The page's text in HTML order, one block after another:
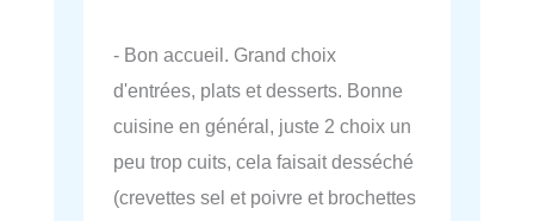
- Bon accueil. Grand choix
d'entrées, plats et desserts. Bonne
cuisine en général, juste 2 choix un
peu trop cuits, cela faisait desséché
(crevettes sel et poivre et brochettes